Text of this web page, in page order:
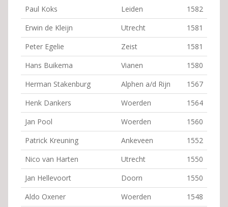
Paul Koks Leiden
1582
Erwin de Kleijn
Utrecht
1581
Peter Egelie
Zeist
1581
Hans Buikema
Vianen
1580
Herman Stakenburg
Alphen a/d Rijn
1567
Henk Dankers
Woerden
1564
Jan Pool
Woerden
1560
Patrick Kreuning
Ankeveen
1552
Nico van Harten
Utrecht
1550
Jan Hellevoort
Doorn
1550
Aldo Oxener
Woerden
1548